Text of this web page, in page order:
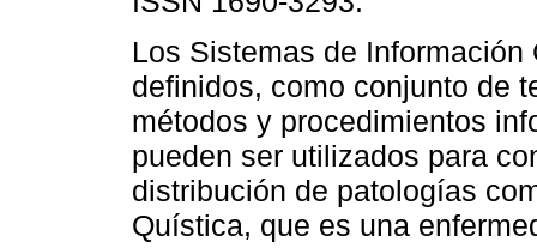
Los Sistemas de Información
definidos, como conjunto de
métodos y procedimientos
pueden ser utilizados para
distribución de patologías
Quística, que es una